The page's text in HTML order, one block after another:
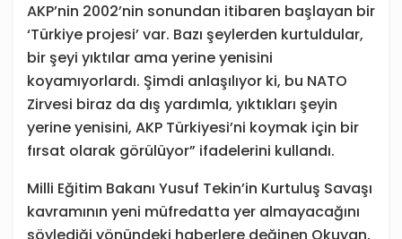
AKP’nin 2002’nin sonundan itibaren başlayan bir
‘Türkiye projesi’ var. Bazı şeylerden kurtuldular,
bir şeyi yıktılar ama yerine yenisini
koyamıyorlardı. Şimdi anlaşılıyor ki, bu NATO
Zirvesi biraz da dış yardımla, yıktıkları şeyin
yerine yenisini, AKP Türkiyesi’ni koymak için bir
fırsat olarak görülüyor” ifadelerini kullandı.
Milli Eğitim Bakanı Yusuf Tekin’in Kurtuluş Savaşı
kavramının yeni müfredatta yer almayacağını